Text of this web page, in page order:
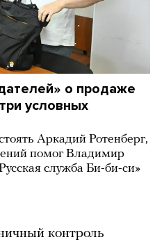
о продаже
условных
Аркадий Ротенберг,
помог Владимир
служба Би-би-си»
контроль